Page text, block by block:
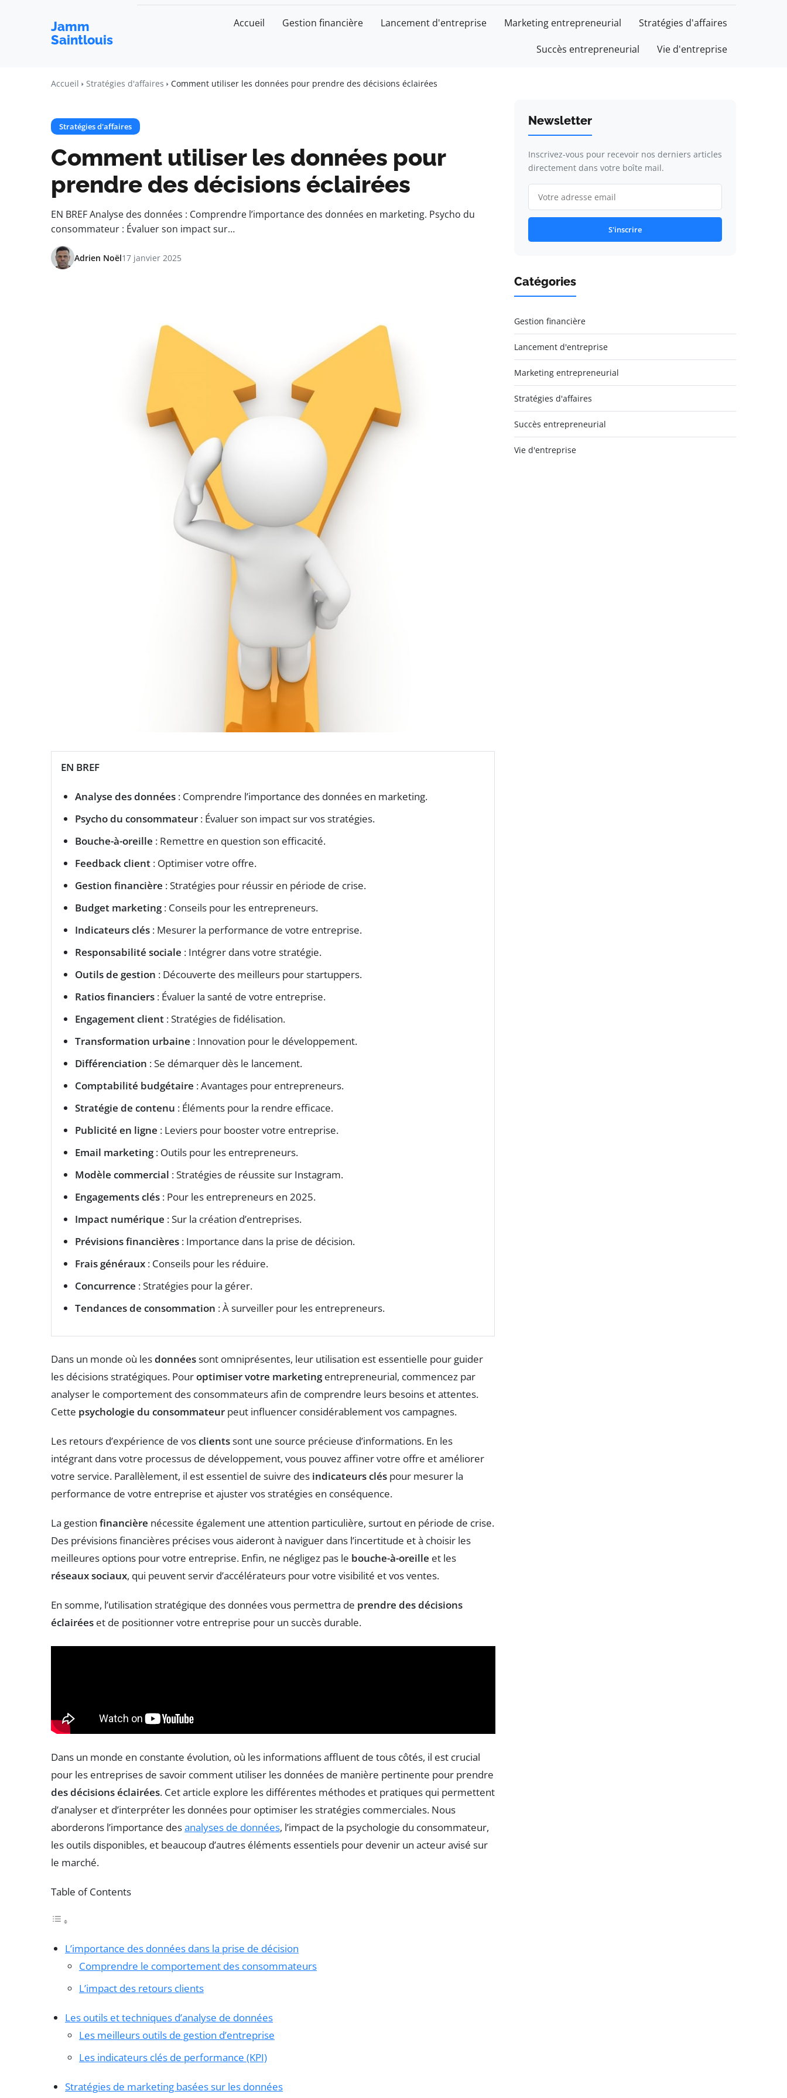
Jamm
Saintlouis
Accueil Gestion financière Lancement d'entreprise Marketing entrepreneurial Stratégies d'affaires
Succès entrepreneurial Vie d'entreprise
Accueil Stratégies d'affaires Comment utiliser les données pour prendre des décisions éclairées
Stratégies d'affaires
Comment utiliser les données pour
prendre des décisions éclairées
EN BREF Analyse des données : Comprendre l’importance des données en marketing. Psycho du
consommateur : Évaluer son impact sur…
Adrien Noël17 janvier 2025
EN BREF
Analyse des données : Comprendre l’importance des données en marketing.
Psycho du consommateur : Évaluer son impact sur vos stratégies.
Bouche-à-oreille : Remettre en question son efficacité.
Feedback client : Optimiser votre offre.
Gestion financière : Stratégies pour réussir en période de crise.
Budget marketing: Conseils pour les entrepreneurs.
Indicateurs clés : Mesurer la performance de votre entreprise.
Responsabilité sociale : Intégrer dans votre stratégie.
Outils de gestion : Découverte des meilleurs pour startuppers.
Ratios financiers : Évaluer la santé de votre entreprise.
Engagement client : Stratégies de fidélisation.
Transformation urbaine : Innovation pour le développement.
Différenciation : Se démarquer dès le lancement.
Comptabilité budgétaire : Avantages pour entrepreneurs.
Stratégie de contenu : Éléments pour la rendre efficace.
Publicité en ligne : Leviers pour booster votre entreprise.
Email marketing: Outils pour les entrepreneurs.
Modèle commercial : Stratégies de réussite sur Instagram.
Engagements clés : Pour les entrepreneurs en 2025.
Impact numérique : Sur la création d’entreprises.
Prévisions financières : Importance dans la prise de décision.
Frais généraux : Conseils pour les réduire.
Concurrence : Stratégies pour la gérer.
Tendances de consommation : À surveiller pour les entrepreneurs.
Dans un monde où lesdonnéessont omniprésentes, leur utilisation est essentielle pour guider
les décisions stratégiques. Pouroptimiser votre marketingentrepreneurial, commencez par
analyser le comportement des consommateurs afin de comprendre leurs besoins et attentes.
Cette psychologie du consommateur peut influencer considérablement vos campagnes.
Les retours d’expérience de vosclientssont une source précieuse d’informations. En les
intégrant dans votre processus de développement, vous pouvez affiner votre offre et améliorer
votre service. Parallèlement, il est essentiel de suivre des indicateurs clés pour mesurer la
performance de votre entreprise et ajuster vos stratégies en conséquence.
La gestion financière nécessite également une attention particulière, surtout en période de crise.
Des prévisions financières précises vous aideront à naviguer dans l’incertitude et à choisir les
meilleures options pour votre entreprise. Enfin, ne négligez pas le bouche-à-oreille et les
réseaux sociaux, qui peuvent servir d’accélérateurs pour votre visibilité et vos ventes.
En somme, l’utilisation stratégique des données vous permettra de prendre des décisions
éclairées et de positionner votre entreprise pour un succès durable.
Dans un monde en constante évolution, où les informations affluent de tous côtés, il est crucial
pour les entreprises de savoir comment utiliser les données de manière pertinente pour prendre
des décisions éclairées. Cet article explore les différentes méthodes et pratiques qui permettent
d’analyser et d’interpréter les données pour optimiser les stratégies commerciales. Nous
aborderons l’importance desanalyses de données, l’impact de la psychologie du consommateur,
les outils disponibles, et beaucoup d’autres éléments essentiels pour devenir un acteur avisé sur
le marché.
Table of Contents
L’importance des données dans la prise de décision
Comprendre le comportement des consommateurs
L’impact des retours clients
Les outils et techniques d’analyse de données
Les meilleurs outils de gestion d’entreprise
Les indicateurs clés de performance (KPI)
Stratégies de marketing basées sur les données
Newsletter
Inscrivez-vous pour recevoir nos derniers articles
directement dans votre boîte mail.
S'inscrire
Catégories
Gestion financière
Lancement d'entreprise
Marketing entrepreneurial
Stratégies d'affaires
Succès entrepreneurial
Vie d'entreprise